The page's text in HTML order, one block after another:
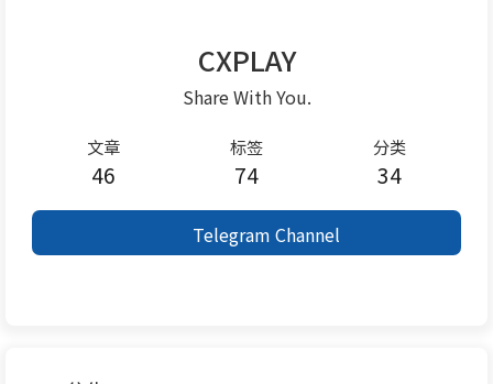
CXPLAY
Share With You.
文章
46
标签
74
分类
34
Telegram Channel